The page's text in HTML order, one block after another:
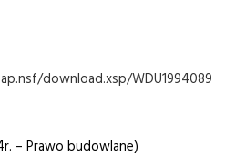
download.xsp/WDU1994089
– Prawo budowlane)